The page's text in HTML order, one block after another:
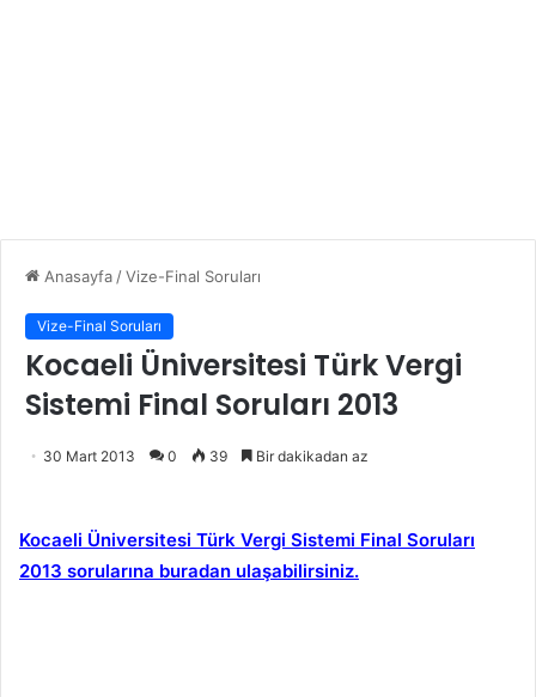
Anasayfa /Vize-Final Soruları
Vize-Final Soruları
Kocaeli Üniversitesi Türk Vergi
Sistemi Final Soruları 2013
30 Mart 2013 0 39 Bir dakikadan az
Kocaeli Üniversitesi Türk Vergi Sistemi Final Soruları
2013 sorularına buradan ulaşabilirsiniz.